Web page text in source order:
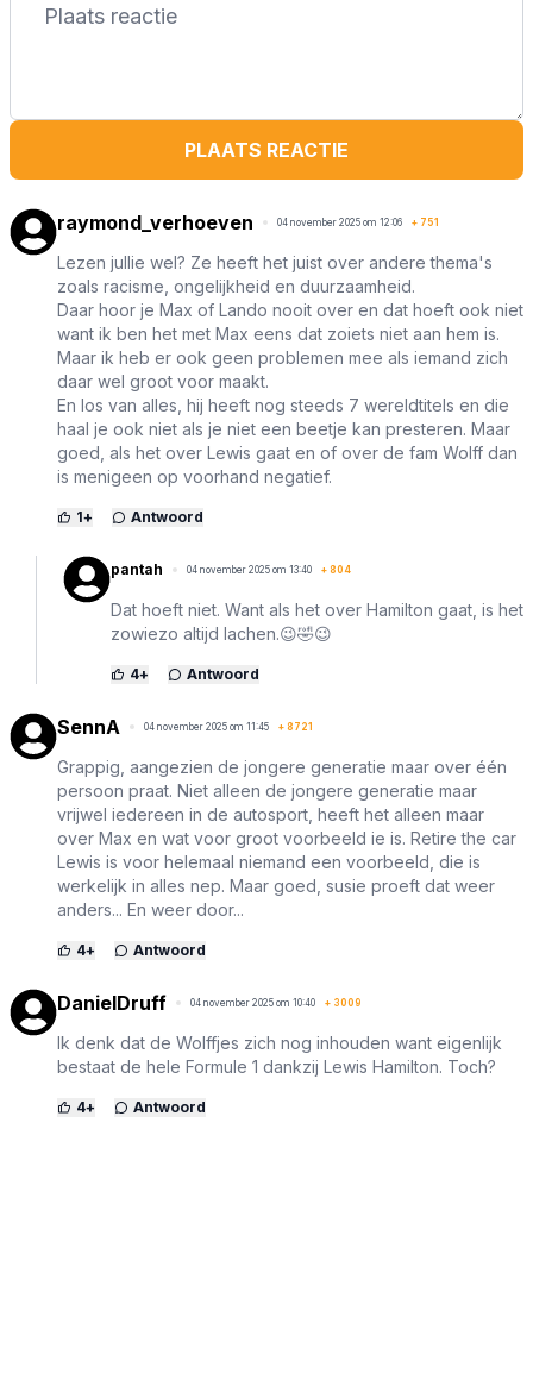
PLAATS REACTIE
raymond_verhoeven 04 november 2025 om 12:06 + 751
Lezen jullie wel? Ze heeft het juist over andere thema's
zoals racisme, ongelijkheid en duurzaamheid.
Daar hoor je Max of Lando nooit over en dat hoeft ook niet
want ik ben het met Max eens dat zoiets niet aan hem is.
Maar ik heb er ook geen problemen mee als iemand zich
daar wel groot voor maakt.
En los van alles, hij heeft nog steeds 7 wereldtitels en die
haal je ook niet als je niet een beetje kan presteren. Maar
goed, als het over Lewis gaat en of over de fam Wolff dan
is menigeen op voorhand negatief.
1+ Antwoord
pantah 04 november 2025 om 13:40 + 804
Dat hoeft niet. Want als het over Hamilton gaat, is het
zowiezo altijd lachen.😉🤣😉
4+ Antwoord
SennA 04 november 2025 om 11:45 + 8721
Grappig, aangezien de jongere generatie maar over één
persoon praat. Niet alleen de jongere generatie maar
vrijwel iedereen in de autosport, heeft het alleen maar
over Max en wat voor groot voorbeeld ie is. Retire the car
Lewis is voor helemaal niemand een voorbeeld, die is
werkelijk in alles nep. Maar goed, susie proeft dat weer
anders... En weer door...
4+ Antwoord
DanielDruff 04 november 2025 om 10:40 + 3009
Ik denk dat de Wolffjes zich nog inhouden want eigenlijk
bestaat de hele Formule 1 dankzij Lewis Hamilton. Toch?
4+ Antwoord